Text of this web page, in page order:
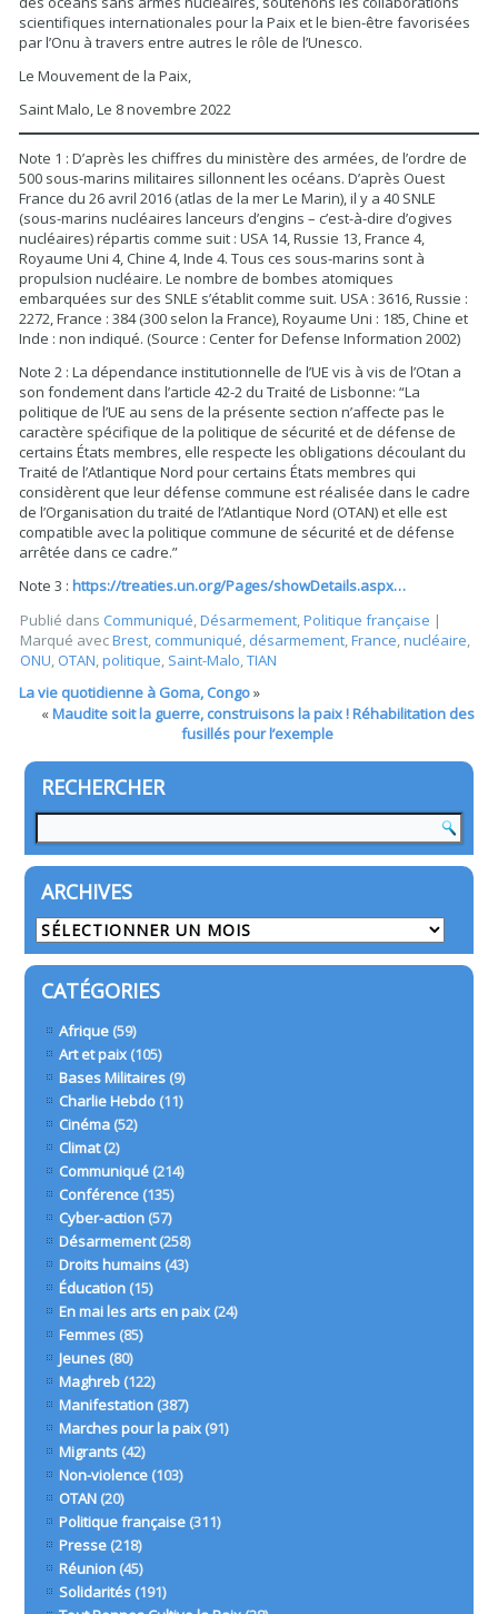
scientifiques internationales pour la Paix et le bien-être favorisées
par l’Onu à travers entre autres le rôle de l’Unesco.
Le Mouvement de la Paix,
Saint Malo, Le 8 novembre 2022
Note 1 : D’après les chiffres du ministère des armées, de l’ordre de
500 sous-marins militaires sillonnent les océans. D’après Ouest
France du 26 avril 2016 (atlas de la mer Le Marin), il y a 40 SNLE
(sous-marins nucléaires lanceurs d’engins – c’est-à-dire d’ogives
nucléaires) répartis comme suit : USA 14, Russie 13, France 4,
Royaume Uni 4, Chine 4, Inde 4. Tous ces sous-marins sont à
propulsion nucléaire. Le nombre de bombes atomiques
embarquées sur des SNLE s’établit comme suit. USA : 3616, Russie :
2272, France : 384 (300 selon la France), Royaume Uni : 185, Chine et
Inde : non indiqué. (Source : Center for Defense Information 2002)
Note 2 : La dépendance institutionnelle de l’UE vis à vis de l’Otan a
son fondement dans l’article 42-2 du Traité de Lisbonne: “La
politique de l’UE au sens de la présente section n’affecte pas le
caractère spécifique de la politique de sécurité et de défense de
certains États membres, elle respecte les obligations découlant du
Traité de l’Atlantique Nord pour certains États membres qui
considèrent que leur défense commune est réalisée dans le cadre
de l’Organisation du traité de l’Atlantique Nord (OTAN) et elle est
compatible avec la politique commune de sécurité et de défense
arrêtée dans ce cadre.”
Note 3 : https://treaties.un.org/Pages/showDetails.aspx…
Publié dans Communiqué,Désarmement,Politique française |
Marqué avecBrest, communiqué, désarmement,France,nucléaire,
ONU, OTAN,politique, Saint-Malo,TIAN
La vie quotidienne à Goma, Congo»
«Maudite soit la guerre, construisons la paix ! Réhabilitation des
fusillés pour l’exemple
RECHERCHER
ARCHIVES
Archives
CATÉGORIES
Afrique (59)
Art et paix (105)
Bases Militaires (9)
Charlie Hebdo (11)
Cinéma (52)
Climat(2)
Communiqué (214)
Conférence (135)
Cyber-action (57)
Désarmement(258)
Droits humains (43)
Éducation (15)
En mai les arts en paix (24)
Femmes (85)
Jeunes (80)
Maghreb (122)
Manifestation (387)
Marches pour la paix (91)
Migrants (42)
Non-violence (103)
OTAN (20)
Politique française (311)
Presse (218)
Réunion (45)
Solidarités (191)